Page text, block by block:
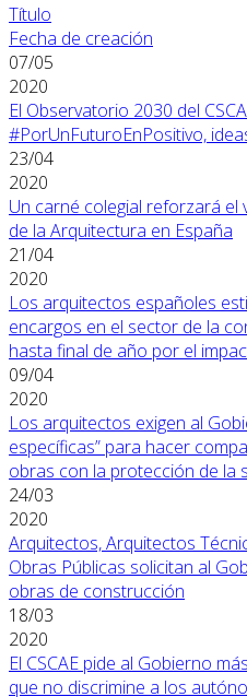
Título
Fecha de creación
07/05
2020
El Observatorio 2030 del
#PorUnFuturoEnPositivo,
23/04
2020
Un carné colegial reforzará
de la Arquitectura en España
21/04
2020
Los arquitectos españoles
encargos en el sector de la
hasta final de año por el
09/04
2020
Los arquitectos exigen al
específicas” para hacer
obras con la protección de la
24/03
2020
Arquitectos, Arquitectos
Obras Públicas solicitan al
obras de construcción
18/03
2020
El CSCAE pide al Gobierno
que no discrimine a los